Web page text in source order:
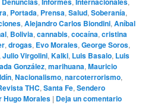
, Portada, Prensa,Salud,Soberanía,
,Alejandro Carlos Biondini,Aníbal
, Bolivia,cannabis,cocaína,cristina
,drogas, Evo Morales,George Soros,
,Julio Virgolini,Kalki, Luis Basalo, Luis
González,marihuana,Mauricio
,Nacionalismo,narcoterrorismo,
THC,Santa Fe,Sendero
Hugo Morales | Deja un comentario